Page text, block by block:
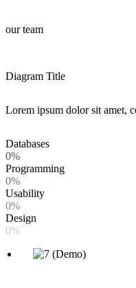
our team
Diagram Title
Lorem ipsum dolor sit amet,
Databases
0%
Programming
0%
Usability
0%
Design
0%